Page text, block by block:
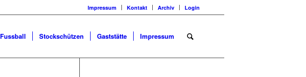
Impressum Kontakt Archiv Login
Fussball Stockschützen Gaststätte Impressum